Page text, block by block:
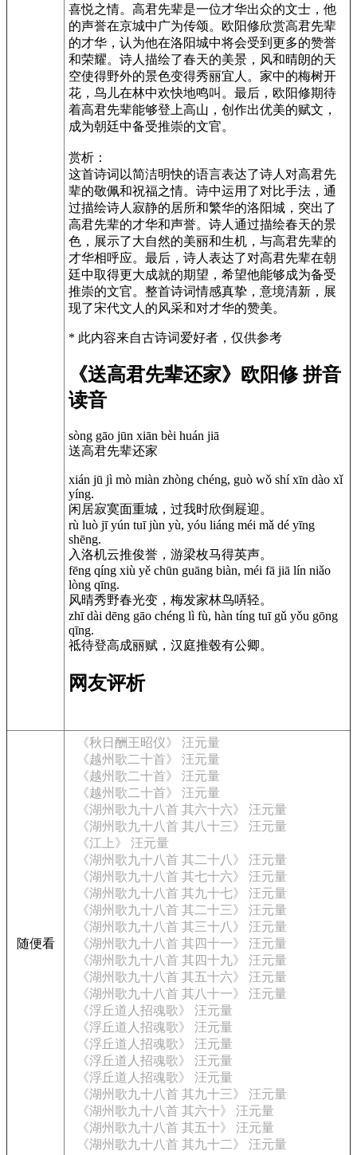
喜悦之情。高君先辈是一位才华出众的文士，他
的声誉在京城中广为传颂。欧阳修欣赏高君先辈
的才华，认为他在洛阳城中将会受到更多的赞誉
和荣耀。诗人描绘了春天的美景，风和晴朗的天
空使得野外的景色变得秀丽宜人。家中的梅树开
花，鸟儿在林中欢快地鸣叫。最后，欧阳修期待
着高君先辈能够登上高山，创作出优美的赋文，
成为朝廷中备受推崇的文官。
赏析：
这首诗词以简洁明快的语言表达了诗人对高君先
辈的敬佩和祝福之情。诗中运用了对比手法，通
过描绘诗人寂静的居所和繁华的洛阳城，突出了
高君先辈的才华和声誉。诗人通过描绘春天的景
色，展示了大自然的美丽和生机，与高君先辈的
才华相呼应。最后，诗人表达了对高君先辈在朝
廷中取得更大成就的期望，希望他能够成为备受
推崇的文官。整首诗词情感真挚，意境清新，展
现了宋代文人的风采和对才华的赞美。
* 此内容来自古诗词爱好者，仅供参考
《送高君先辈还家》欧阳修 拼音
读音
sòng gāo jūn xiān bèi huán jiā
送高君先辈还家
xián jū jì mò miàn zhòng chéng, guò wǒ shí xīn dào xǐ
yíng.
闲居寂寞面重城，过我时欣倒屣迎。
rù luò jī yún tuī jùn yù, yóu liáng méi mǎ dé yīng
shēng.
入洛机云推俊誉，游梁枚马得英声。
fēng qíng xiù yě chūn guāng biàn, méi fā jiā lín niǎo
lòng qīng.
风晴秀野春光变，梅发家林鸟哢轻。
zhī dài dēng gāo chéng lì fù, hàn tíng tuī gǔ yǒu gōng
qīng.
祗待登高成丽赋，汉庭推毂有公卿。
网友评析
随便看
《秋日酬王昭仪》 汪元量
《越州歌二十首》 汪元量
《越州歌二十首》 汪元量
《越州歌二十首》 汪元量
《湖州歌九十八首 其六十六》 汪元量
《湖州歌九十八首 其八十三》 汪元量
《江上》 汪元量
《湖州歌九十八首 其二十八》 汪元量
《湖州歌九十八首 其七十六》 汪元量
《湖州歌九十八首 其九十七》 汪元量
《湖州歌九十八首 其二十三》 汪元量
《湖州歌九十八首 其三十八》 汪元量
《湖州歌九十八首 其四十一》 汪元量
《湖州歌九十八首 其四十九》 汪元量
《湖州歌九十八首 其五十六》 汪元量
《湖州歌九十八首 其八十一》 汪元量
《浮丘道人招魂歌》 汪元量
《浮丘道人招魂歌》 汪元量
《浮丘道人招魂歌》 汪元量
《浮丘道人招魂歌》 汪元量
《浮丘道人招魂歌》 汪元量
《湖州歌九十八首 其九十三》 汪元量
《湖州歌九十八首 其六十》 汪元量
《湖州歌九十八首 其五十》 汪元量
《湖州歌九十八首 其九十二》 汪元量